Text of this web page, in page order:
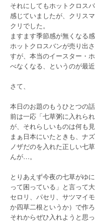
それにしてもホットクロス
感じていましたが、クリス
クリでした。
ますます季節感が無くなる
ホットクロスバンが売り出
すが、本当のイースター・
べなくなる、というのが最
さて、
本日のお題のもうひとつの
前は一応「七草粥に入れら
が、それらしいものは何も
まぁ日本にいたときも、ナ
ノザだのを入れた正しい七
んが…。
とりあえず今夜の七草がゆ
って困っている」と言って
セロリ、パセリ、サツマイ
か四草二根というか）で作ろ
それからぜひ入れようと思っ